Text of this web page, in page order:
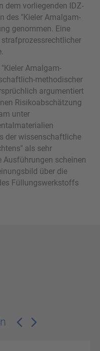
dem vorliegenden IDZ-
des "Kieler Amalgam-
genommen. Eine
Amalgam-
methodischer
argumentiert
Risikoabschätzung
unter
der wissenschaftliche
als sehr
Ausführungen scheinen
über die
Füllungswerkstoffs